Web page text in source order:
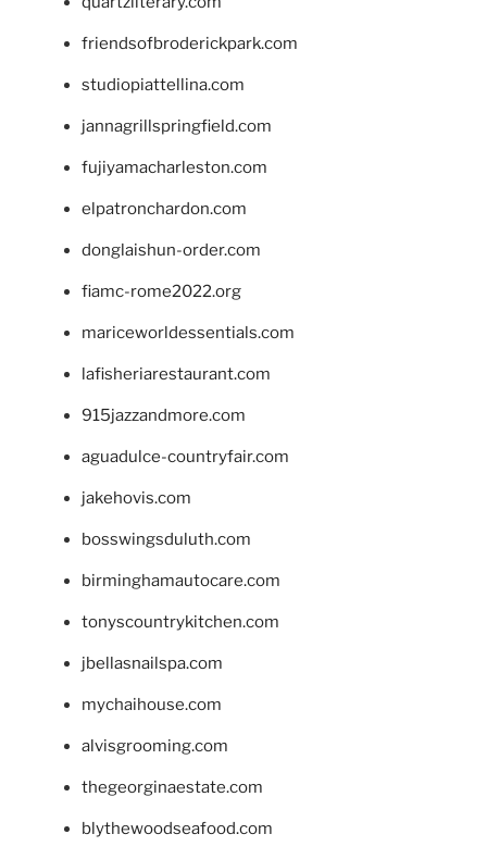
friendsofbroderickpark.com
studiopiattellina.com
jannagrillspringfield.com
fujiyamacharleston.com
elpatronchardon.com
donglaishun-order.com
fiamc-rome2022.org
mariceworldessentials.com
lafisheriarestaurant.com
915jazzandmore.com
aguadulce-countryfair.com
jakehovis.com
bosswingsduluth.com
birminghamautocare.com
tonyscountrykitchen.com
jbellasnailspa.com
mychaihouse.com
alvisgrooming.com
thegeorginaestate.com
blythewoodseafood.com